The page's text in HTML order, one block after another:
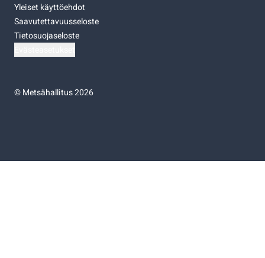
Yleiset käyttöehdot
Saavutettavuusseloste
Tietosuojaseloste
©Metsähallitus 2026